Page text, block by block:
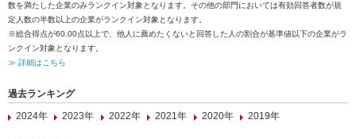
数を満たした企業のみランクイン対象となります。その他の部門においては有効回答者数が規
定人数の半数以上の企業がランクイン対象となります。
※総合得点が60.00点以上で、他人に薦めたくないと回答した人の割合が基準値以下の企業がラ
ンクイン対象となります。
≫ 詳細はこちら
過去ランキング
2024年
2023年 2022年 2021年 2020年 2019年